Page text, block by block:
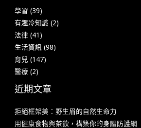
學習 (39)
有趣冷知識 (2)
法律 (41)
生活資訊 (98)
育兒 (147)
醫療 (2)
近期文章
拒絕框架美：野生眉的自然生命力
用健康食物與茶飲，構築你的身體防護網